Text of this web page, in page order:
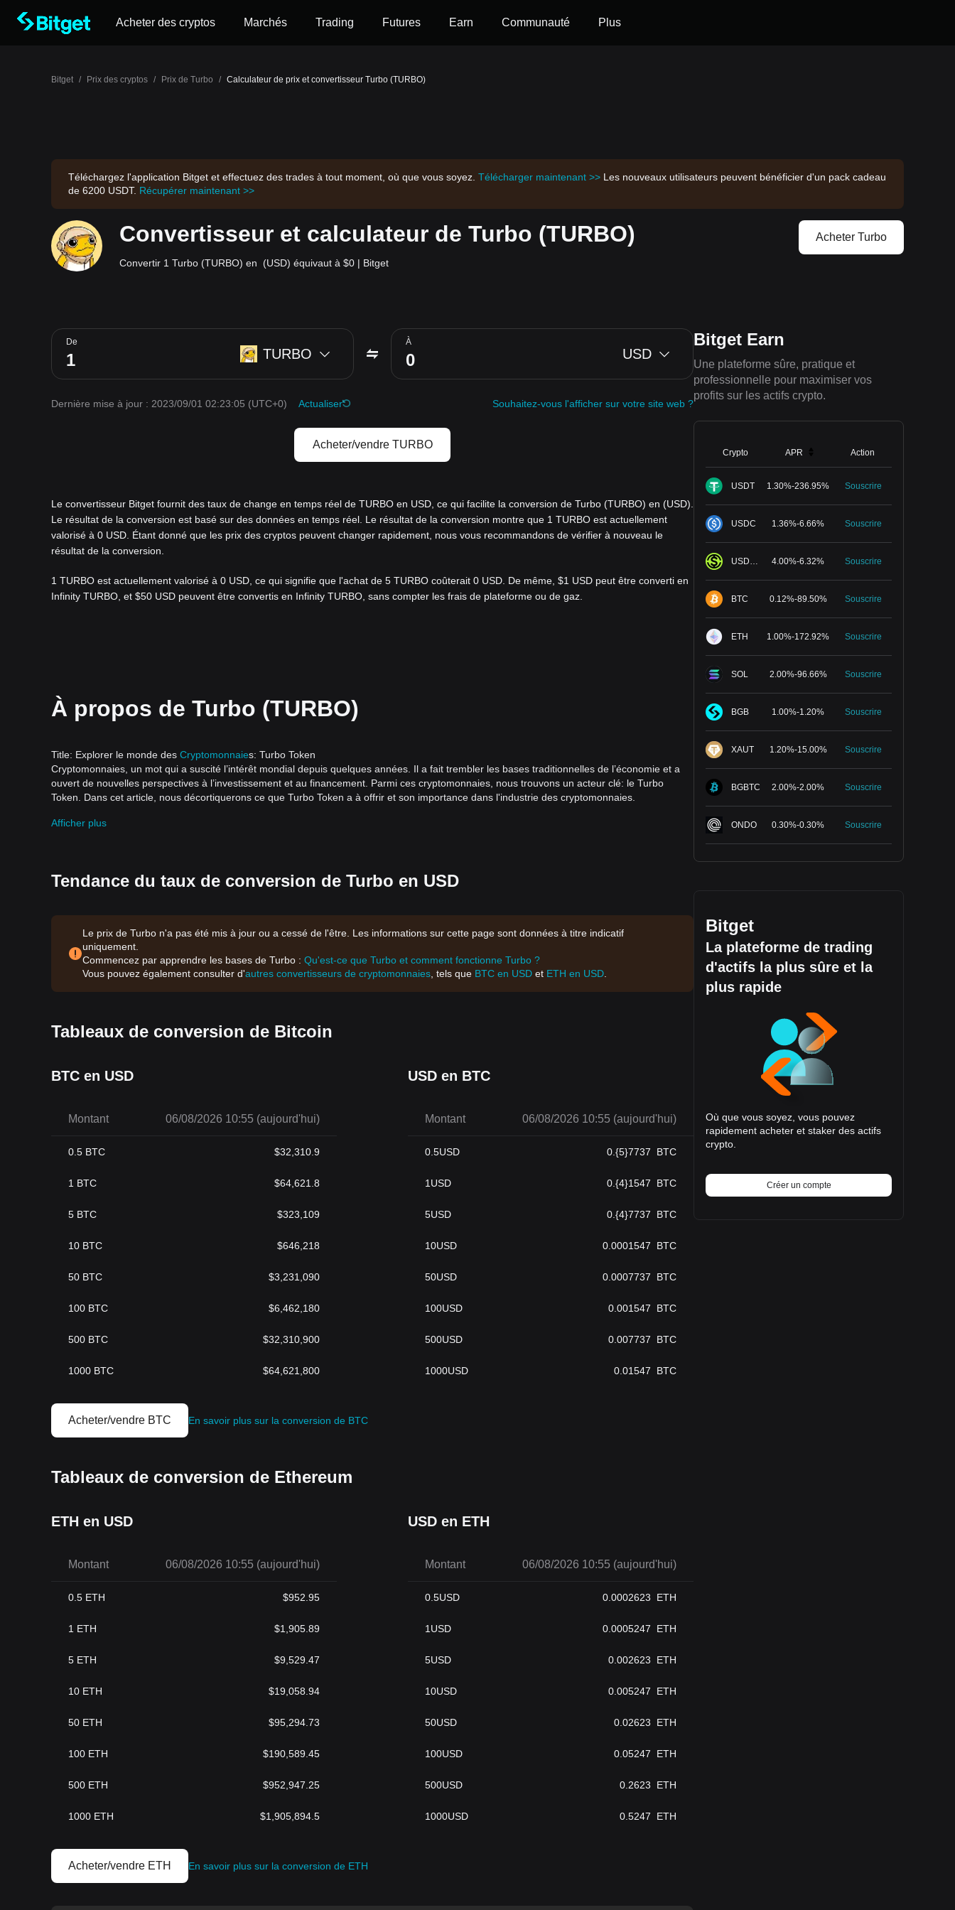
Acheter des cryptos Marchés Trading Futures Earn Communauté Plus
Bitget / Prix des cryptos / Prix de Turbo / Calculateur de prix et convertisseur Turbo (TURBO)
Téléchargez l'application Bitget et effectuez des trades à tout moment, où que vous soyez. Télécharger maintenant >> Les nouveaux utilisateurs peuvent bénéficier d'un pack cadeau
de 6200 USDT. Récupérer maintenant >>
Convertisseur et calculateur de Turbo (TURBO)
Convertir 1 Turbo (TURBO) en (USD) équivaut à $0 | Bitget
Acheter Turbo
De
TURBO
À
USD
Dernière mise à jour : 2023/09/01 02:23:05 (UTC+0) Actualiser Souhaitez-vous l'afficher sur votre site web ?
Acheter/vendre TURBO
Le convertisseur Bitget fournit des taux de change en temps réel de TURBO en USD, ce qui facilite la conversion de Turbo (TURBO) en (USD).
Le résultat de la conversion est basé sur des données en temps réel. Le résultat de la conversion montre que 1 TURBO est actuellement
valorisé à 0 USD. Étant donné que les prix des cryptos peuvent changer rapidement, nous vous recommandons de vérifier à nouveau le
résultat de la conversion.
1 TURBO est actuellement valorisé à 0 USD, ce qui signifie que l'achat de 5 TURBO coûterait 0 USD. De même, $1 USD peut être converti en
Infinity TURBO, et $50 USD peuvent être convertis en Infinity TURBO, sans compter les frais de plateforme ou de gaz.
À propos de Turbo (TURBO)
Title: Explorer le monde des Cryptomonnaies: Turbo Token
Cryptomonnaies, un mot qui a suscité l’intérêt mondial depuis quelques années. Il a fait trembler les bases traditionnelles de l’économie et a
ouvert de nouvelles perspectives à l’investissement et au financement. Parmi ces cryptomonnaies, nous trouvons un acteur clé: le Turbo
Token. Dans cet article, nous décortiquerons ce que Turbo Token a à offrir et son importance dans l'industrie des cryptomonnaies.
Les cryptomonnaies sont réputées pour leur volatilité et la possibilité de gagner des profits significatifs. Turbo Token n'est en aucun cas une
Décentralisation
La blockchain, la technologie qui alimente toutes les cryptomonnaies, offre une sécurité imparable. Chaque transaction réalisée avec Turbo
Token est cryptée et enregistrée de manière indélébile sur la blockchain, ce qui rend la falsification pratiquement impossible.
Potentiel de croissance
Comme n'importe quelle cryptomonnaie, Turbo Token détient un potentiel de croissance énorme. Avec l'adoption croissante des
Turbo Token marque l'avènement d'une nouvelle ère dans le monde financier. Il offre une multitude d'avantages par rapport à la monnaie
traditionnelle, notamment une plus grande transparence, une sécurité accrue et le potentiel d'un retour sur investissement élevé. Toutefois,
Afficher plus
Tendance du taux de conversion de Turbo en USD
Le prix de Turbo n'a pas été mis à jour ou a cessé de l'être. Les informations sur cette page sont données à titre indicatif
uniquement.
Commencez par apprendre les bases de Turbo : Qu'est-ce que Turbo et comment fonctionne Turbo ?
Vous pouvez également consulter d'autres convertisseurs de cryptomonnaies , tels que BTC en USD et ETH en USD
Tableaux de conversion de Bitcoin
BTC en USD
Montant 06/08/2026 10:55 (aujourd'hui)
0.5 BTC $32,310.9
1 BTC $64,621.8
5 BTC $323,109
10 BTC $646,218
50 BTC $3,231,090
100 BTC $6,462,180
500 BTC $32,310,900
1000 BTC $64,621,800
USD en BTC
Montant 06/08/2026 10:55 (aujourd'hui)
0.5USD 0.{5}7737 BTC
1 USD 0.{4}1547 BTC
5USD 0.{4}7737 BTC
10USD 0.0001547 BTC
50USD 0.0007737 BTC
100USD 0.001547 BTC
500USD 0.007737 BTC
1000USD 0.01547 BTC
Acheter/vendre BTC En savoir plus sur la conversion de BTC
Tableaux de conversion de Ethereum
ETH en USD
Montant 06/08/2026 10:55 (aujourd'hui)
0.5 ETH $952.95
1 ETH $1,905.89
5 ETH $9,529.47
10 ETH $19,058.94
50 ETH $95,294.73
100 ETH $190,589.45
500 ETH $952,947.25
1000 ETH $1,905,894.5
USD en ETH
Montant 06/08/2026 10:55 (aujourd'hui)
0.5USD 0.0002623 ETH
1 USD 0.0005247 ETH
5USD 0.002623 ETH
10USD 0.005247 ETH
50USD 0.02623 ETH
100USD 0.05247 ETH
500USD 0.2623 ETH
1000USD 0.5247 ETH
Acheter/vendre ETH En savoir plus sur la conversion de ETH
Bitget Earn
Une plateforme sûre, pratique et
professionnelle pour maximiser vos
profits sur les actifs crypto.
Crypto APR Action
USDT 1.30%-236.95% Souscrire
USDC 1.36%-6.66% Souscrire
USDGO 4.00%-6.32% Souscrire
BTC 0.12%-89.50% Souscrire
ETH 1.00%-172.92% Souscrire
SOL 2.00%-96.66% Souscrire
BGB 1.00%-1.20% Souscrire
XAUT 1.20%-15.00% Souscrire
BGBTC 2.00%-2.00% Souscrire
ONDO 0.30%-0.30% Souscrire
Bitget
La plateforme de trading
d'actifs la plus sûre et la
plus rapide
Où que vous soyez, vous pouvez
rapidement acheter et staker des actifs
crypto.
Créer un compte